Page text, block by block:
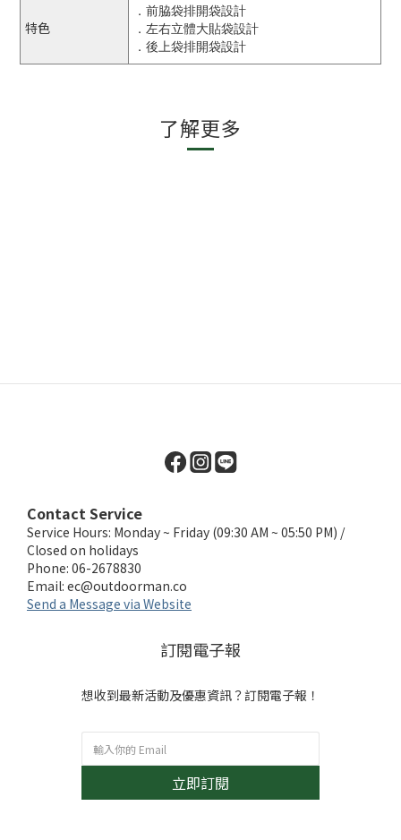
特色
．前脇袋排開袋設計
．左右立體大貼袋設計
．後上袋排開袋設計
了解更多
Contact Service
Service Hours: Monday ~ Friday (09:30 AM ~ 05:50 PM) /
Closed on holidays
Phone: 06-2678830
Email: ec@outdoorman.co
Send a Message via Website
訂閱電子報
想收到最新活動及優惠資訊？訂閱電子報！
立即訂閱